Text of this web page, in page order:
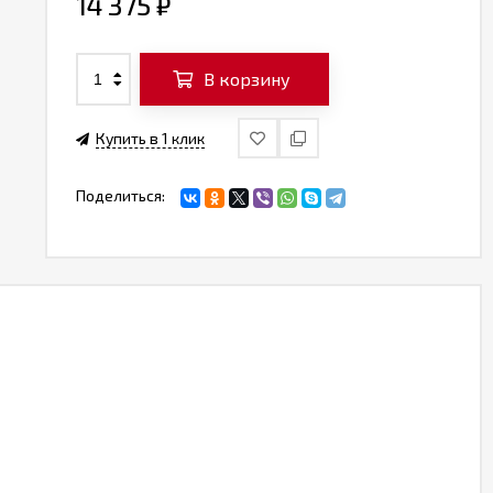
В корзину
Купить в 1 клик
Поделиться: